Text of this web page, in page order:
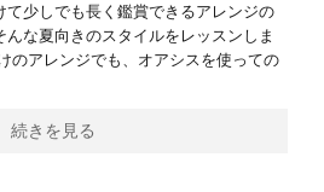
て少しでも長く鑑賞できるアレンジの
な夏向きのスタイルをレッスンしま
のアレンジでも、オアシスを使っての
続きを見る